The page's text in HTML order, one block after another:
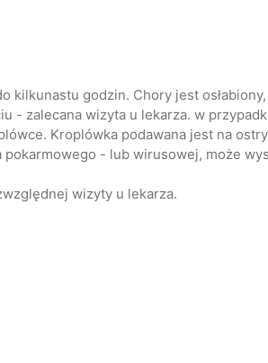
kilkunastu godzin. Chory jest
- zalecana wizyta u lekarza. w
Kroplówka podawana jest na
- lub wirusowej, może
wizyty u lekarza.